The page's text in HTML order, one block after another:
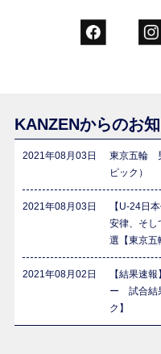
KANZENからのお
2021年08月03日
東京五輪
ピック）
2021年08月03日
【U-24日
安律、そ
選【東京五
2021年08月02日
【結果速
ー 試合結
ク】